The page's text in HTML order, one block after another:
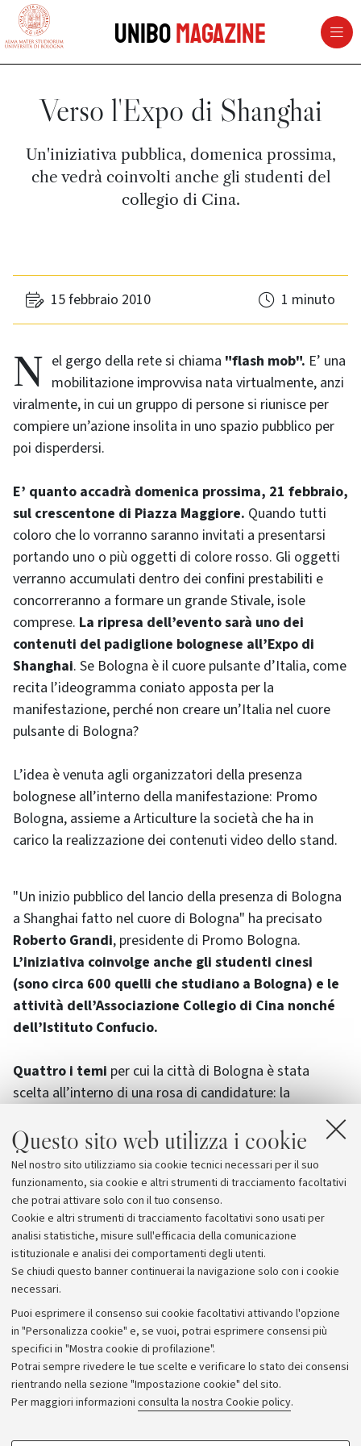
Questo sito web utilizza i cookie
Nel nostro sito utilizziamo sia cookie tecnici necessari per il suo
funzionamento, sia cookie e altri strumenti di tracciamento facoltativi
che potrai attivare solo con il tuo consenso.
Cookie e altri strumenti di tracciamento facoltativi sono usati per
analisi statistiche, misure sull'efficacia della comunicazione
istituzionale e analisi dei comportamenti degli utenti.
Se chiudi questo banner continuerai la navigazione solo con i cookie
necessari.
Puoi esprimere il consenso sui cookie facoltativi attivando l'opzione
in "Personalizza cookie" e, se vuoi, potrai esprimere consensi più
specifici in "Mostra cookie di profilazione".
Potrai sempre rivedere le tue scelte e verificare lo stato dei consensi
rientrando nella sezione "Impostazione cookie" del sito.
Per maggiori informazioni consulta la nostra Cookie policy.
vai al contenuto della pagina
UniboMagazine
Verso l'Expo di Shanghai
Un'iniziativa pubblica, domenica prossima,
che vedrà coinvolti anche gli studenti del
collegio di Cina.
15 febbraio 2010 1 minuto
Nel gergo della rete si chiama "flash mob". E’ una
mobilitazione improvvisa nata virtualmente, anzi
viralmente, in cui un gruppo di persone si riunisce per
compiere un’azione insolita in uno spazio pubblico per
poi disperdersi.
E’ quanto accadrà domenica prossima, 21 febbraio,
sul crescentone di Piazza Maggiore. Quando tutti
coloro che lo vorranno saranno invitati a presentarsi
portando uno o più oggetti di colore rosso. Gli oggetti
verranno accumulati dentro dei confini prestabiliti e
concorreranno a formare un grande Stivale, isole
comprese. La ripresa dell’evento sarà uno dei
contenuti del padiglione bolognese all’Expo di
Shanghai. Se Bologna è il cuore pulsante d’Italia, come
recita l’ideogramma coniato apposta per la
manifestazione, perché non creare un’Italia nel cuore
pulsante di Bologna?
L’idea è venuta agli organizzatori della presenza
bolognese all’interno della manifestazione: Promo
Bologna, assieme a Articulture la società che ha in
carico la realizzazione dei contenuti video dello stand.
"Un inizio pubblico del lancio della presenza di Bologna
a Shanghai fatto nel cuore di Bologna" ha precisato
Roberto Grandi, presidente di Promo Bologna.
L’iniziativa coinvolge anche gli studenti cinesi
(sono circa 600 quelli che studiano a Bologna) e le
attività dell’Associazione Collegio di Cina nonché
dell’Istituto Confucio.
Quattro i temi per cui la città di Bologna è stata
scelta all’interno di una rosa di candidature: la
l’inclusione sociale e il rapporto dinamico con la
tradizione. Temi intorno ai quali Bologna rappresenterà
se stessa e lo farà coinvolgendo tutti gli aspetti che la
caratterizzano, a partire dalla sua Università.
Archivio
Comunicati stampa
Redazione
Rassegna stampa